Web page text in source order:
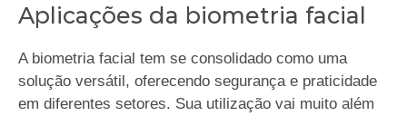
Aplicações da biometria facial
A biometria facial tem se consolidado como uma
solução versátil, oferecendo segurança e praticidade
em diferentes setores. Sua utilização vai muito além